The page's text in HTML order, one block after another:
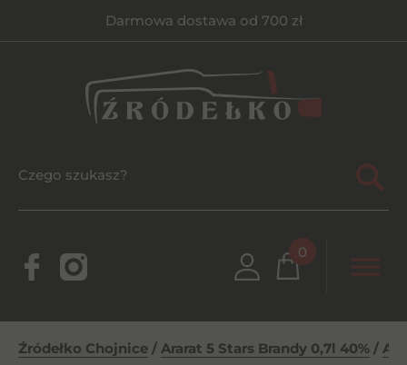
Darmowa dostawa od 700 zł
0
Źródełko Chojnice / Ararat 5 Stars Brandy 0,7l 40% /